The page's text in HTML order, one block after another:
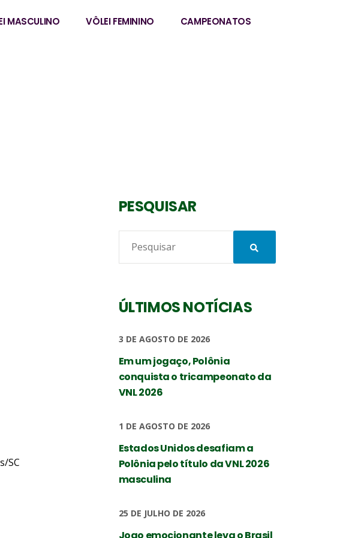
MASCULINO VÔLEI FEMININO CAMPEONATOS
SC
PESQUISAR
ÚLTIMOS NOTÍCIAS
3 DE AGOSTO DE 2026
Em um jogaço, Polônia
conquista o tricampeonato da
VNL 2026
1 DE AGOSTO DE 2026
Estados Unidos desafiam a
Polônia pelo título da VNL 2026
masculina
25 DE JULHO DE 2026